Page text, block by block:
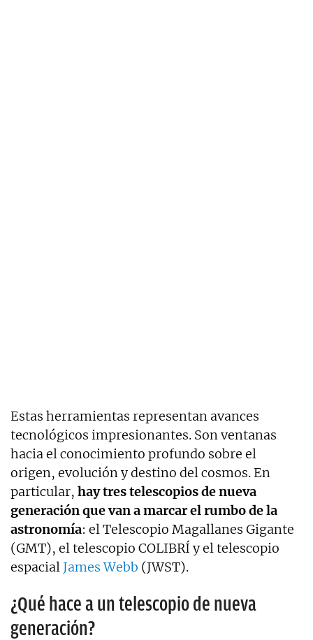
Estas herramientas representan avances
tecnológicos impresionantes. Son ventanas
hacia el conocimiento profundo sobre el
origen, evolución y destino del cosmos. En
particular, hay tres telescopios de nueva
generación que van a marcar el rumbo de la
astronomía: el Telescopio Magallanes Gigante
(GMT), el telescopio COLIBRÍ y el telescopio
espacial James Webb (JWST).
¿Qué hace a un telescopio de nueva
generación?